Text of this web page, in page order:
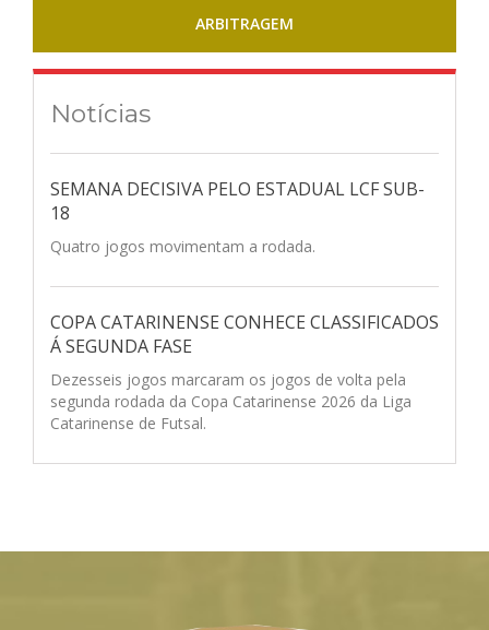
ARBITRAGEM
Notícias
SEMANA DECISIVA PELO ESTADUAL LCF SUB-
18
Quatro jogos movimentam a rodada.
COPA CATARINENSE CONHECE CLASSIFICADOS
Á SEGUNDA FASE
Dezesseis jogos marcaram os jogos de volta pela
segunda rodada da Copa Catarinense 2026 da Liga
Catarinense de Futsal.